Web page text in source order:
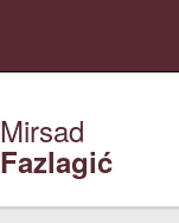
Mirsad
Fazlagić